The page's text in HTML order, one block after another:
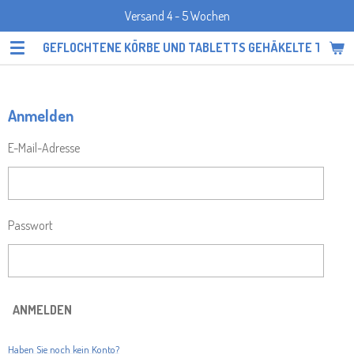
Hauptinhalt
springenGEFLOCHTENE KÖRBE UND TABLETTS GEHÄKELTE
Versand 4 - 5 Wochen
Anmelden
E-Mail-Adresse
Passwort
ANMELDEN
Haben Sie noch kein Konto?